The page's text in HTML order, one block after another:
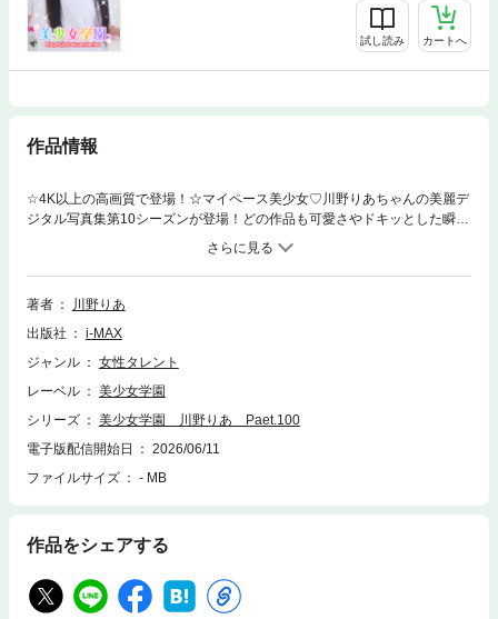
試し読み カートへ
作品情報
☆4K以上の高画質で登場！☆マイペース美少女♡川野りあちゃんの美麗デ
ジタル写真集第10シーズンが登場！どの作品も可愛さやドキッとした瞬間
が詰まっているりあちゃんだけの写真集♡これから先も期待溢れる美少女
アイドル川野りあちゃんをぜひ見てくださいね！川野りあ「美少女学園」
シリーズ100弾出演：川野りあ（Kawano Ria）収録ページ：147ページ収
録衣装：体操服（ブルマ）・水色レオタード・メイドコスプレビキニ・赤
著者
川野りあ
出版社
i-MAX
ジャンル
女性タレント
レーベル
美少女学園
シリーズ
美少女学園 川野りあ Paet.100
電子版配信開始日
2026/06/11
ファイルサイズ
- MB
作品をシェアする